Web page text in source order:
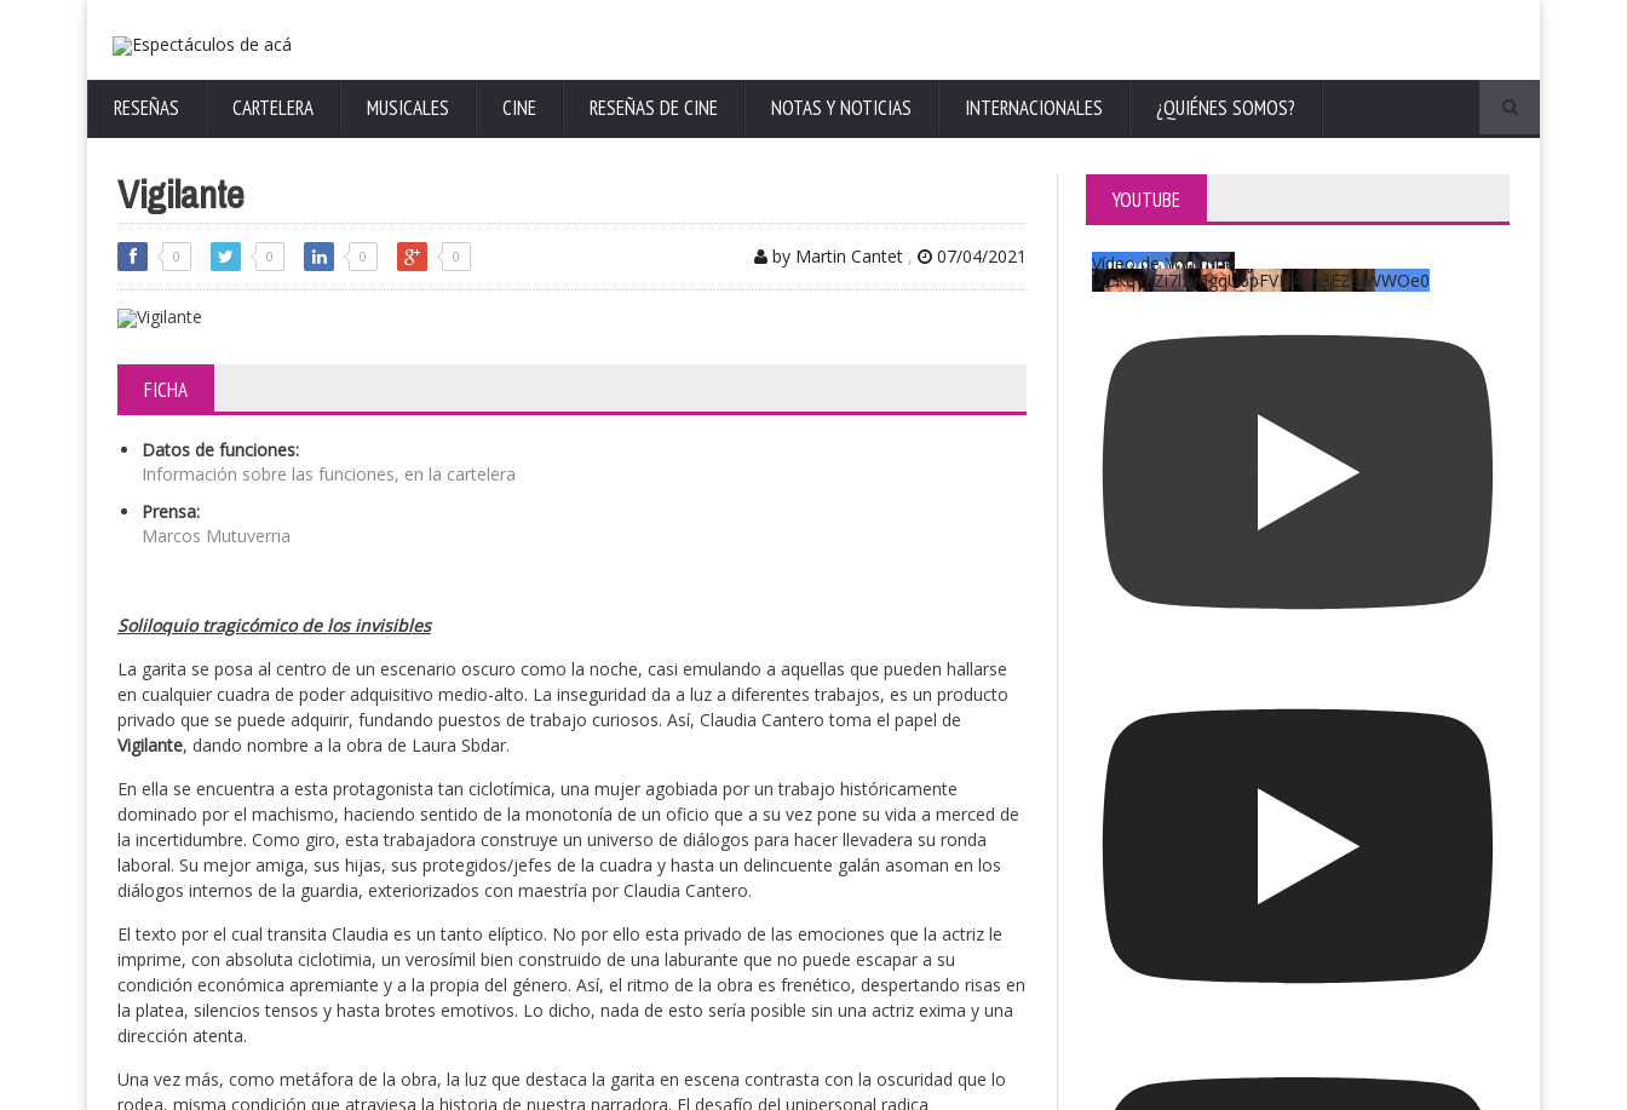
RESEÑAS CARTELERA MUSICALES CINE RESEÑAS DE CINE NOTAS Y NOTICIAS INTERNACIONALES ¿QUIÉNES SOMOS?
Vigilante
0 0 0 0 by Martin Cantet , 07/04/2021
FICHA
Datos de funciones:
Información sobre las funciones, en la cartelera
Prensa:
Marcos Mutuverria
Soliloquio tragicómico de los invisibles
La garita se posa al centro de un escenario oscuro como la noche, casi emulando a aquellas que pueden hallarse
en cualquier cuadra de poder adquisitivo medio-alto. La inseguridad da a luz a diferentes trabajos, es un producto
privado que se puede adquirir, fundando puestos de trabajo curiosos. Así, Claudia Cantero toma el papel de
Vigilante, dando nombre a la obra de Laura Sbdar.
En ella se encuentra a esta protagonista tan ciclotímica, una mujer agobiada por un trabajo históricamente
dominado por el machismo, haciendo sentido de la monotonía de un oficio que a su vez pone su vida a merced de
la incertidumbre. Como giro, esta trabajadora construye un universo de diálogos para hacer llevadera su ronda
laboral. Su mejor amiga, sus hijas, sus protegidos/jefes de la cuadra y hasta un delincuente galán asoman en los
diálogos internos de la guardia, exteriorizados con maestría por Claudia Cantero.
El texto por el cual transita Claudia es un tanto elíptico. No por ello esta privado de las emociones que la actriz le
imprime, con absoluta ciclotimia, un verosímil bien construido de una laburante que no puede escapar a su
condición económica apremiante y a la propia del género. Así, el ritmo de la obra es frenético, despertando risas en
la platea, silencios tensos y hasta brotes emotivos. Lo dicho, nada de esto sería posible sin una actriz exima y una
dirección atenta.
Una vez más, como metáfora de la obra, la luz que destaca la garita en escena contrasta con la oscuridad que lo
rodea, misma condición que atraviesa la historia de nuestra narradora. El desafío del unipersonal radica
YOUTUBE
Vídeo de YouTube
UCKqYjiZi7lzy6gqU6pFVFiA_A3EZ9JWWOe0